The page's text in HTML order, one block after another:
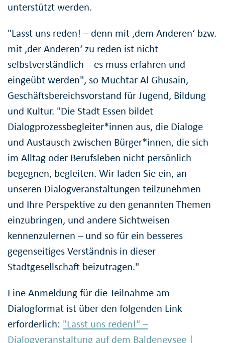
unterstützt werden.
"Lasst uns reden! – denn mit ‚dem Anderen‘ bzw.
mit ‚der Anderen‘ zu reden ist nicht
selbstverständlich – es muss erfahren und
eingeübt werden", so Muchtar Al Ghusain,
Geschäftsbereichsvorstand für Jugend, Bildung
und Kultur. "Die Stadt Essen bildet
Dialogprozessbegleiter*innen aus, die Dialoge
und Austausch zwischen Bürger*innen, die sich
im Alltag oder Berufsleben nicht persönlich
begegnen, begleiten. Wir laden Sie ein, an
unseren Dialogveranstaltungen teilzunehmen
und Ihre Perspektive zu den genannten Themen
einzubringen, und andere Sichtweisen
kennenzulernen – und so für ein besseres
gegenseitiges Verständnis in dieser
Stadtgesellschaft beizutragen."
Eine Anmeldung für die Teilnahme am
Dialogformat ist über den folgenden Link
erforderlich: "Lasst uns reden!" –
Dialogveranstaltung auf dem Baldeneysee |